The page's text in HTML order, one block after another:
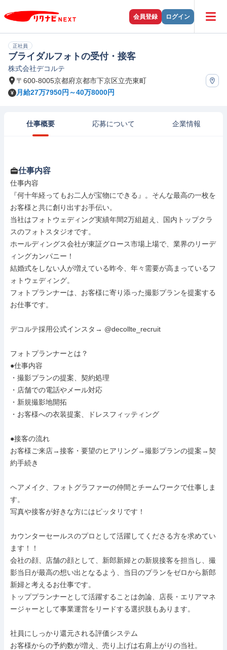
会員登録 ログイン
正社員
ブライダルフォトの受付・接客
株式会社デコルテ
〒600-8005京都府京都市下京区立売東町
月給27万7950円～40万8000円
仕事概要 応募について 企業情報
仕事内容
仕事内容
『何十年経ってもお二人が宝物にできる』。そんな最高の一枚を
お客様と共に創り出すお手伝い。
当社はフォトウェディング実績年間2万組超え、国内トップクラ
スのフォトスタジオです。
ホールディングス会社が東証グロース市場上場で、業界のリーデ
ィングカンパニー！
結婚式をしない人が増えている昨今、年々需要が高まっているフ
ォトウェディング。
フォトプランナーは、お客様に寄り添った撮影プランを提案する
お仕事です。
デコルテ採用公式インスタ→ @decollte_recruit
フォトプランナーとは？
●仕事内容
・撮影プランの提案、契約処理
・店舗での電話やメール対応
・新規撮影地開拓
・お客様への衣装提案、ドレスフィッティング
●接客の流れ
お客様ご来店→接客・要望のヒアリング→撮影プランの提案→契
約手続き
ヘアメイク、フォトグラファーの仲間とチームワークで仕事しま
す。
写真や接客が好きな方にはピッタリです！
カウンターセールスのプロとして活躍してくださる方を求めてい
ます！！
会社の顔、店舗の顔として、新郎新婦との新規接客を担当し、撮
影当日が最高の想い出となるよう、当日のプランをゼロから新郎
新婦と考えるお仕事です。
トッププランナーとして活躍することは勿論、店長・エリアマネ
ージャーとして事業運営をリードする選択肢もあります。
社員にしっかり還元される評価システム
お客様からの予約数が増え、売り上げは右肩上がりの当社。